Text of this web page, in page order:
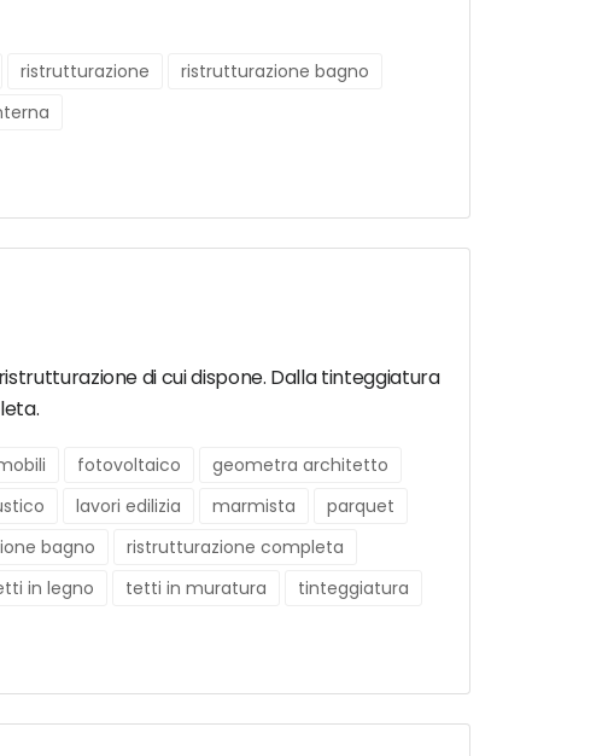
ristrutturazione
ristrutturazione bagno
di cui dispone. Dalla tinteggiatura
fotovoltaico
geometra architetto
lavori edilizia marmista
parquet
bagno
ristrutturazione completa
in legno tetti in muratura tinteggiatura